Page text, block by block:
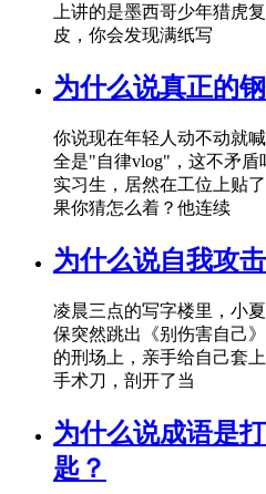
上讲的是墨西哥少年猎虎
皮，你会发现满纸写
为什么说真正的
你说现在年轻人动不动就
全是"自律vlog"，这不矛盾
实习生，居然在工位上贴
果你猜怎么着？他连续
为什么说自我攻
凌晨三点的写字楼里，小
保突然跳出《别伤害自己
的刑场上，亲手给自己套
手术刀，剖开了当
为什么说成语是
匙？